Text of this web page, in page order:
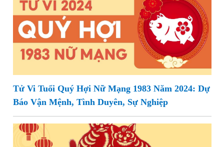
Tử Vi Tuổi Quý Hợi Nữ Mạng 1983 Năm 2024: Dự
Báo Vận Mệnh, Tình Duyên, Sự Nghiệp